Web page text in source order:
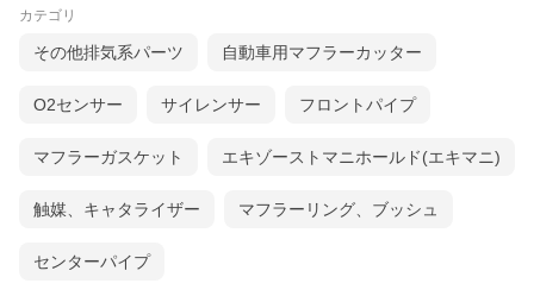
カテゴリ
その他排気系パーツ 自動車用マフラーカッター
O2センサー サイレンサー フロントパイプ
マフラーガスケット エキゾーストマニホールド(エキマニ)
触媒、キャタライザー マフラーリング、ブッシュ
センターパイプ